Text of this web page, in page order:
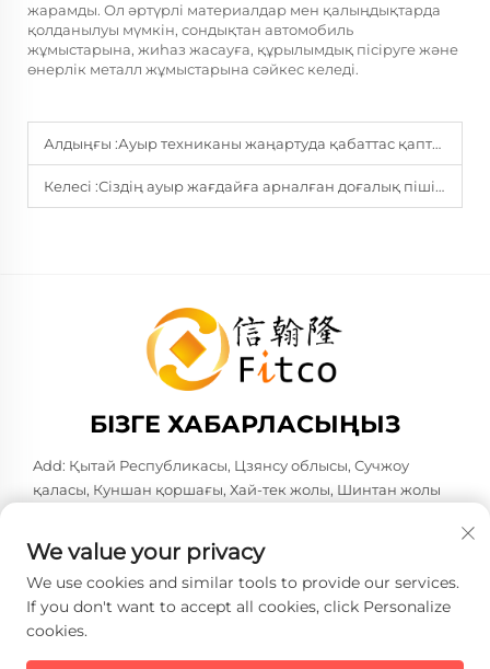
жарамды. Ол әртүрлі материалдар мен қалыңдықтарда
қолданылуы мүмкін, сондықтан автомобиль
жұмыстарына, жиһаз жасауға, құрылымдық пісіруге және
өнерлік металл жұмыстарына сәйкес келеді.
Алдыңғы :Ауыр техниканы жаңартуда қабаттас қаптаудың рөлі
Келесі :Сіздің ауыр жағдайға арналған доғалық пішінде дәнекерлеу машинасының жұмыс циклын түсіну
БІЗГЕ ХАБАРЛАСЫҢЫЗ
Add: Қытай Республикасы, Цзянсу облысы, Сучжоу
қаласы, Куншан қоршағы, Хай-тек жолы, Шинтан жолы
Тел:+86-137 6186 0079
Электрондық пошта:[email protected]
We value your privacy
We use cookies and similar tools to provide our services.
If you don't want to accept all cookies, click Personalize
cookies.